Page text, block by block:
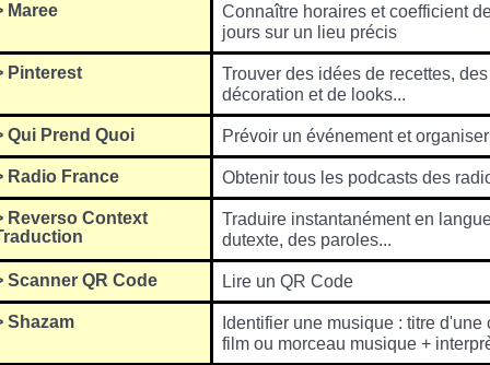
Maree
Connaître horaires et coefficient
jours sur un lieu précis
Pinterest
Trouver des idées de recettes,
décoration et de looks...
Qui Prend Quoi Prévoir un événement et
Radio France Obtenir tous les podcasts des
Reverso Context
Traduire instantanément en
dutexte, des paroles...
Scanner QR Code Lire un QR Code
Shazam
Identifier une musique : titre d'une
film ou morceau musique +